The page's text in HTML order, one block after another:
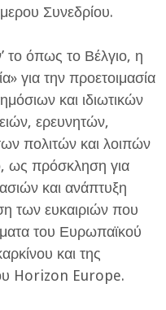
Συνεδρίου.
το όπως το Βέλγιο, η
για την προετοιμασία
και ιδιωτικών
ερευνητών,
πολιτών και λοιπών
ως πρόσκληση για
και ανάπτυξη
των ευκαιριών που
του Ευρωπαϊκού
και της
Horizon Europe.